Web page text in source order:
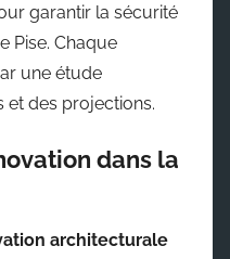
garantir la sécurité
Pise. Chaque
une étude
et des projections.
dans la
architecturale